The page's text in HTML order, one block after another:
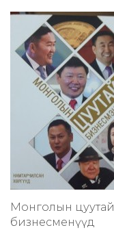
Монголын цуутай
бизнесменүүд